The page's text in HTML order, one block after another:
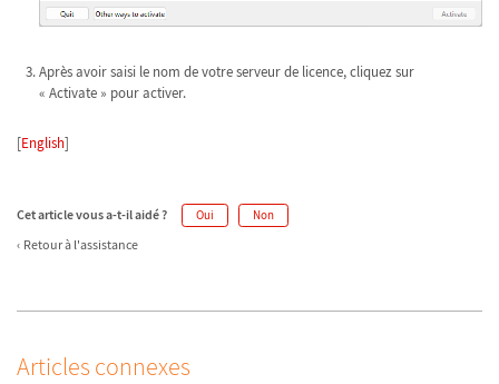
Après avoir saisi le nom de votre serveur de licence, cliquez sur
« Activate » pour activer.
[English]
Cet article vous a-t-il aidé ? Oui Non
Retour à l'assistance
Articles connexes